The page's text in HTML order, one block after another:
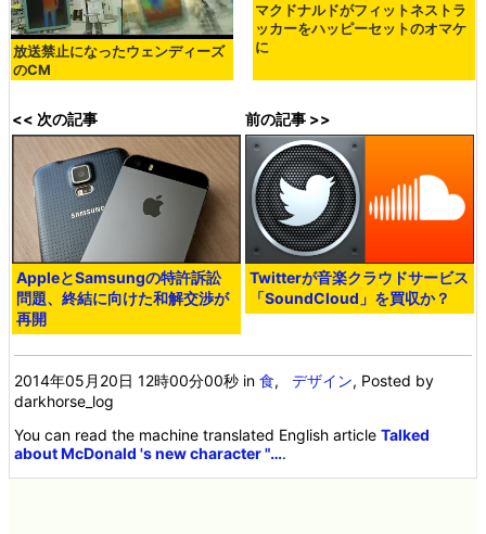
放送禁止になったウェンディーズ
のCM
マクドナルドがフィットネストラ
ッカーをハッピーセットのオマケ
に
<< 次の記事
AppleとSamsungの特許訴訟
問題、終結に向けた和解交渉が
再開
前の記事 >>
Twitterが音楽クラウドサービス
「SoundCloud」を買収か？
2014年05月20日 12時00分00秒 in食,デザイン, Posted by
darkhorse_log
You can read the machine translated English articleTalked
about McDonald 's new character "….